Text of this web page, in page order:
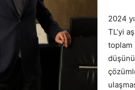
2024
TL’yi
toplam